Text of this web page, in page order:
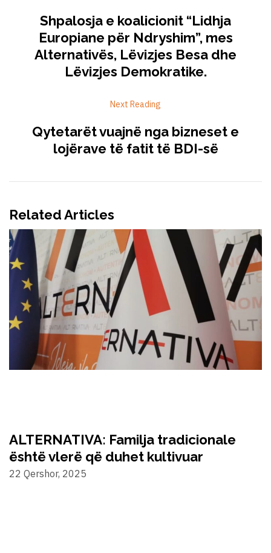
Shpalosja e koalicionit “Lidhja
Europiane për Ndryshim”, mes
Alternativës, Lëvizjes Besa dhe
Lëvizjes Demokratike.
Next Reading
Qytetarët vuajnë nga bizneset e
lojërave të fatit të BDI-së
Related Articles
ALTERNATIVA: Familja tradicionale
është vlerë që duhet kultivuar
22 Qershor, 2025